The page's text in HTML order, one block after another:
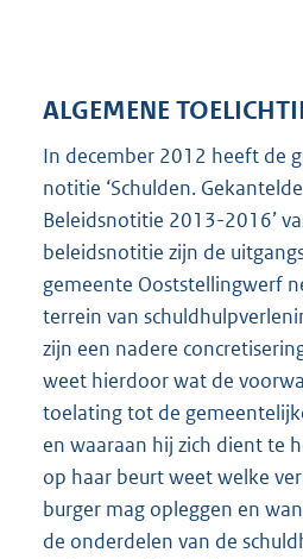
ALGEMENE
In december 2012 heeft de
notitie ‘Schulden.
Beleidsnotitie 2013-2016’
beleidsnotitie zijn de
gemeente Ooststellingwerf
terrein van
zijn een nadere
weet hierdoor wat de
toelating tot de
en waaraan hij zich dient te
op haar beurt weet welke
burger mag opleggen en
de onderdelen van de